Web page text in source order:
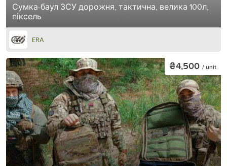
Сумка-баул ЗСУ дорожня, тактична, велика 100л,
піксель
ERA
₴4,500 / unit